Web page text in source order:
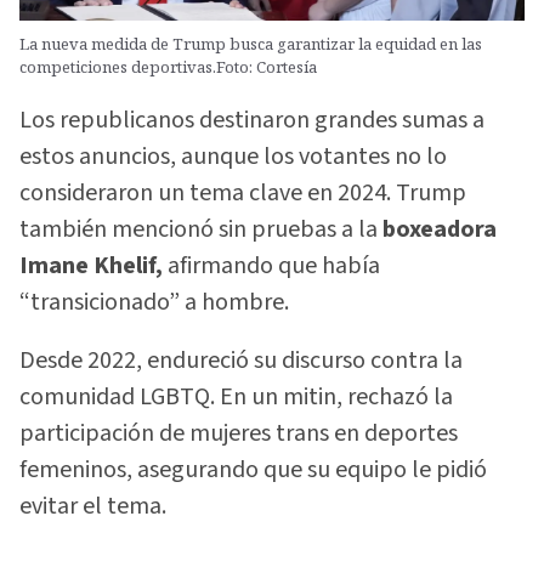
La nueva medida de Trump busca garantizar la equidad en las
competiciones deportivas.Foto: Cortesía
Los republicanos destinaron grandes sumas a
estos anuncios, aunque los votantes no lo
consideraron un tema clave en 2024. Trump
también mencionó sin pruebas a la boxeadora
Imane Khelif, afirmando que había
“transicionado” a hombre.
Desde 2022, endureció su discurso contra la
comunidad LGBTQ. En un mitin, rechazó la
participación de mujeres trans en deportes
femeninos, asegurando que su equipo le pidió
evitar el tema.